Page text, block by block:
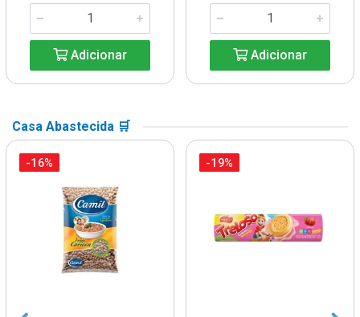
Adicionar Adicionar
Casa Abastecida 🛒
-16% -19%